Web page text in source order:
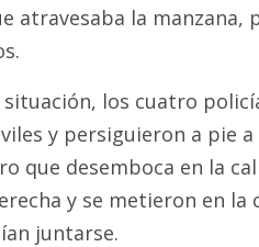
atravesaba la manzana,
los cuatro
y persiguieron a pie
que desemboca en la
y se metieron en
juntarse.